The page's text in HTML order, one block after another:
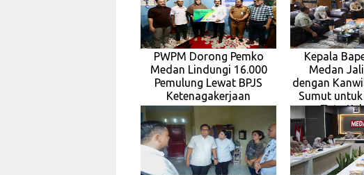
PWPM Dorong Pemko
Medan Lindungi 16.000
Pemulung Lewat BPJS
Ketenagakerjaan
Kepala
Medan
dengan
Sumut
Tata